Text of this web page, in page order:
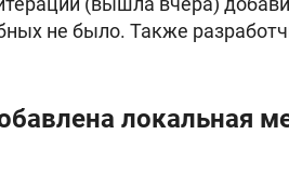
не было. Также
локальная